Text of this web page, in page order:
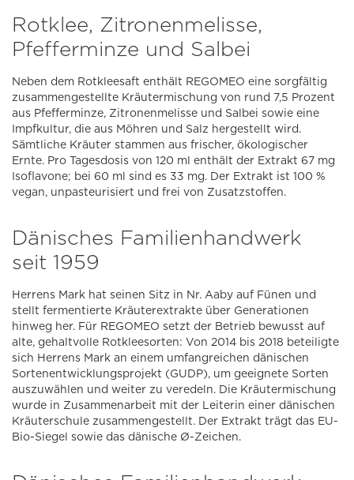
Rotklee, Zitronenmelisse,
Pfefferminze und Salbei
Neben dem Rotkleesaft enthält REGOMEO eine sorgfältig
zusammengestellte Kräutermischung von rund 7,5 Prozent
aus Pfefferminze, Zitronenmelisse und Salbei sowie eine
Impfkultur, die aus Möhren und Salz hergestellt wird.
Sämtliche Kräuter stammen aus frischer, ökologischer
Ernte. Pro Tagesdosis von 120 ml enthält der Extrakt 67 mg
Isoflavone; bei 60 ml sind es 33 mg. Der Extrakt ist 100 %
vegan, unpasteurisiert und frei von Zusatzstoffen.
Dänisches Familienhandwerk
seit 1959
Herrens Mark hat seinen Sitz in Nr. Aaby auf Fünen und
stellt fermentierte Kräuterextrakte über Generationen
hinweg her. Für REGOMEO setzt der Betrieb bewusst auf
alte, gehaltvolle Rotkleesorten: Von 2014 bis 2018 beteiligte
sich Herrens Mark an einem umfangreichen dänischen
Sortenentwicklungsprojekt (GUDP), um geeignete Sorten
auszuwählen und weiter zu veredeln. Die Kräutermischung
wurde in Zusammenarbeit mit der Leiterin einer dänischen
Kräuterschule zusammengestellt. Der Extrakt trägt das EU-
Bio-Siegel sowie das dänische Ø-Zeichen.